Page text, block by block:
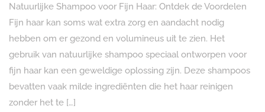
Natuurlijke Shampoo voor Fijn Haar: Ontdek de Voordelen
Fijn haar kan soms wat extra zorg en aandacht nodig
hebben om er gezond en volumineus uit te zien. Het
gebruik van natuurlijke shampoo speciaal ontworpen voor
fijn haar kan een geweldige oplossing zijn. Deze shampoos
bevatten vaak milde ingrediënten die het haar reinigen
zonder het te […]